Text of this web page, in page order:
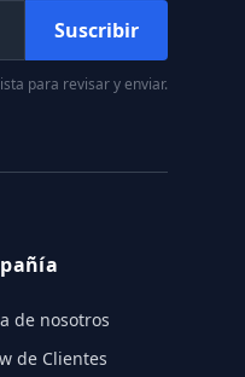
Suscribir
para revisar y enviar.
de nosotros
de Clientes